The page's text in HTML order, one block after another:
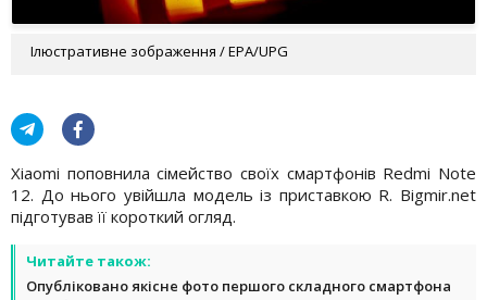
Ілюстративне зображення / EPA/UPG
Xiaomi поповнила сімейство своїх смартфонів Redmi Note
12. До нього увійшла модель із приставкою R. Bigmir.net
підготував її короткий огляд.
Читайте також:
Опубліковано якісне фото першого складного смартфона